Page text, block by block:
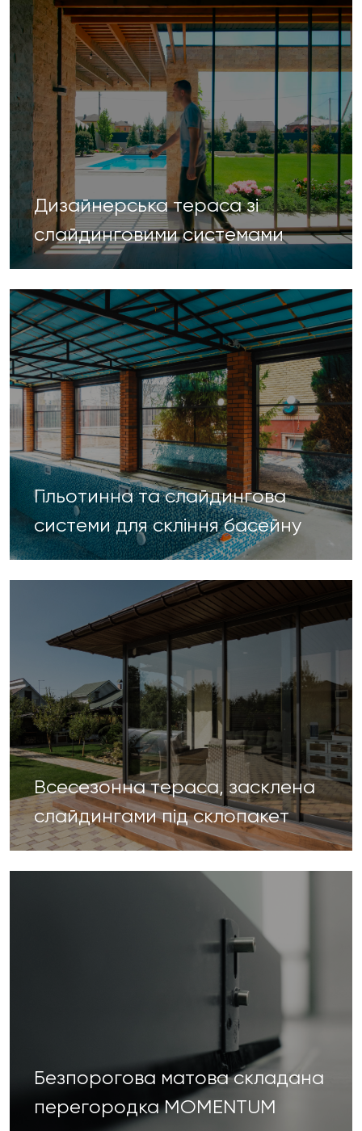
Дизайнерська тераса зі
слайдинговими системами
Гільотинна та слайдингова
системи для скління басейну
Всесезонна тераса, засклена
слайдингами під склопакет
Безпорогова матова складана
перегородка MOMENTUM